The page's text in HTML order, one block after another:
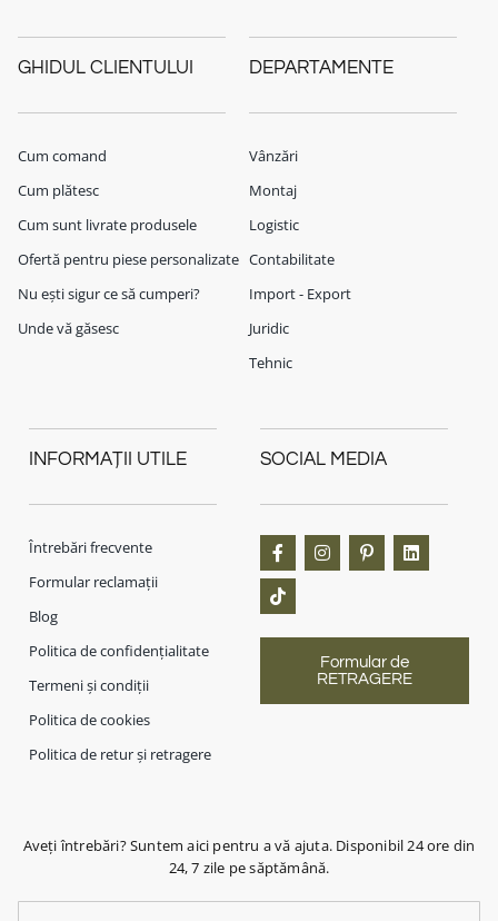
GHIDUL CLIENTULUI
Cum comand
Cum plătesc
Cum sunt livrate produsele
Ofertă pentru piese personalizate
Nu ești sigur ce să cumperi?
Unde vă găsesc
DEPARTAMENTE
Vânzări
Montaj
Logistic
Contabilitate
Import - Export
Juridic
Tehnic
INFORMAȚII UTILE
Întrebări frecvente
Formular reclamații
Blog
Politica de confidențialitate
Termeni și condiții
Politica de cookies
Politica de retur și retragere
SOCIAL MEDIA
Formular de
RETRAGERE
Aveți întrebări? Suntem aici pentru a vă ajuta. Disponibil 24 ore din
24, 7 zile pe săptămână.